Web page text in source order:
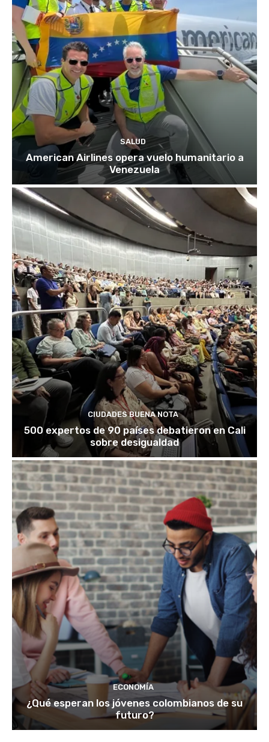
SALUD
American Airlines opera vuelo humanitario a
Venezuela
CIUDADES BUENA NOTA
500 expertos de 90 países debatieron en Cali
sobre desigualdad
ECONOMÍA
¿Qué esperan los jóvenes colombianos de su
futuro?